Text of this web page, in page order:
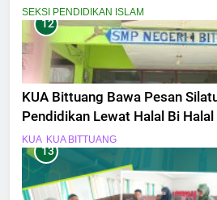
Kebangsaan
SEKSI PENDIDIKAN ISLAM
12
KUA Bittuang Bawa Pesan
Pendidikan Lewat Halal Bi
KUA KUA BITTUANG
13